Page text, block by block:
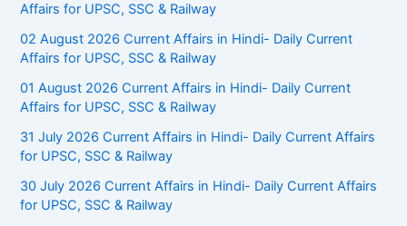
Affairs for UPSC, SSC & Railway
02 August 2026 Current Affairs in Hindi- Daily Current
Affairs for UPSC, SSC & Railway
01 August 2026 Current Affairs in Hindi- Daily Current
Affairs for UPSC, SSC & Railway
31 July 2026 Current Affairs in Hindi- Daily Current Affairs
for UPSC, SSC & Railway
30 July 2026 Current Affairs in Hindi- Daily Current Affairs
for UPSC, SSC & Railway